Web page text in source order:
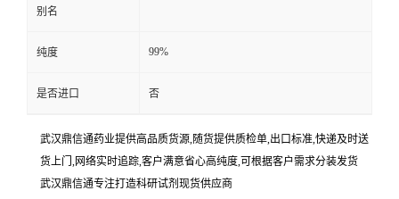
别名
纯度 99%
是否进口 否
武汉鼎信通药业提供高品质货源,随货提供质检单,出口标准,快递及时送
货上门,网络实时追踪,客户满意省心高纯度,可根据客户需求分装发货
武汉鼎信通专注打造科研试剂现货供应商